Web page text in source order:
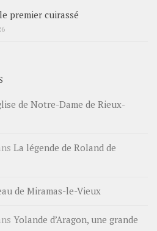
premier cuirassé
de Notre-Dame de Rieux-
La légende de Roland de
de Miramas-le-Vieux
Yolande d’Aragon, une grande